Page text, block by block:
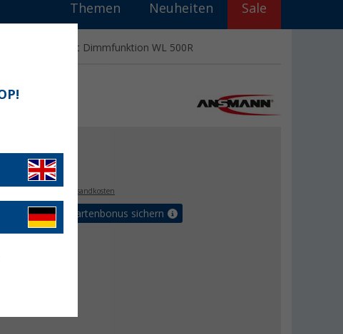
Themen Neuheiten Sale
Leuchte mit Dimmfunktion WL 500R
€
zzgl. Versandkosten
zu 5% Vorteilskartenbonus sichern